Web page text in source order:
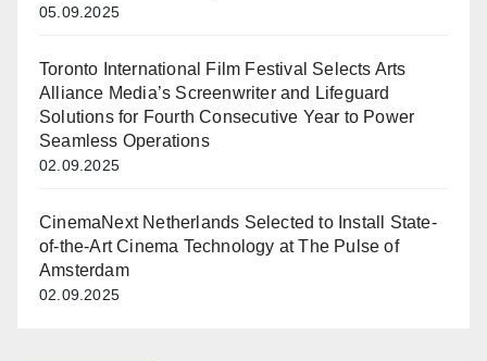
05.09.2025
Toronto International Film Festival Selects Arts
Alliance Media’s Screenwriter and Lifeguard
Solutions for Fourth Consecutive Year to Power
Seamless Operations
02.09.2025
CinemaNext Netherlands Selected to Install State-
of-the-Art Cinema Technology at The Pulse of
Amsterdam
02.09.2025